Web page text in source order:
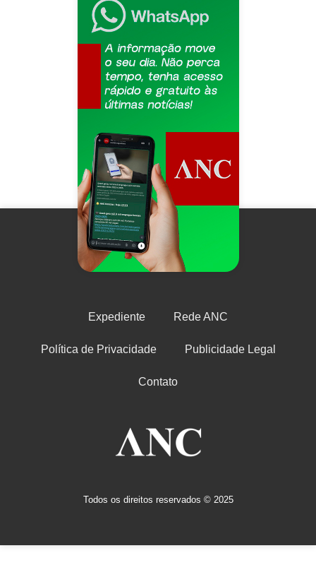
Expediente Rede ANC
Política de Privacidade Publicidade Legal
Contato
Todos os direitos reservados © 2025